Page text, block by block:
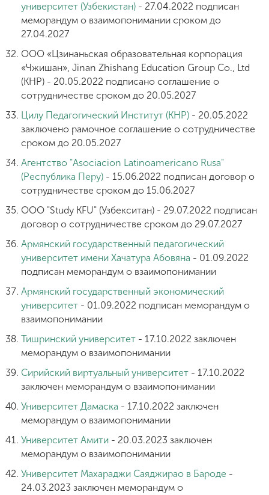
университет (Узбекистан) - 27.04.2022 подписан
меморандум о взаимопонимании сроком до
27.04.2027
ООО «Цзинаньская образовательная корпорация
«Чжишан», Jinan Zhishang Education Group Co., Ltd
(КНР) - 20.05.2022 подписано соглашение о
сотрудничестве сроком до 20.05.2027
Цилу Педагогический Институт (КНР) - 20.05.2022
заключено рамочное соглашение о сотрудничестве
сроком до 20.05.2027
Агентство "Asociacion Latinoamericano Rusa"
(Республика Перу) - 15.06.2022 подписан договор о
сотрудничестве сроком до 15.06.2027
ООО "Study KFU" (Узбекситан) - 29.07.2022 подписан
договор о сотрудничестве сроком до 29.07.2027
Армянский государственный педагогический
университет имени Хачатура Абовяна - 01.09.2022
подписан меморандум о взаимопонимании
Армянский государственный экономический
университет - 01.09.2022 подписан меморандум о
взаимопонимании
Тишринский университет - 17.10.2022 заключен
меморандум о взаимопонимании
Сирийский виртуальный университет - 17.10.2022
заключен меморандум о взаимопонимании
Университет Дамаска - 17.10.2022 заключен
меморандум о взаимопонимании
Университет Амити - 20.03.2023 заключен
меморандум о взаимопонимании
Университет Махараджи Саяджирао в Бароде -
24.03.2023 заключен меморандум о